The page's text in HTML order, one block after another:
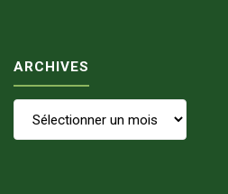
ARCHIVES